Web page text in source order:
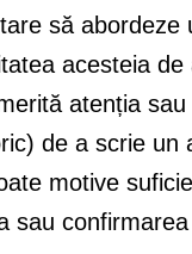
să abordeze
acesteia de
atenția sau
de a scrie un
motive
sau